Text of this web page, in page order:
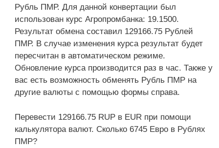
Рубль ПМР. Для данной конвертации был
использован курс Агропромбанка: 19.1500.
Результат обмена составил 129166.75 Рублей
ПМР. В случае изменения курса результат будет
пересчитан в автоматическом режиме.
Обновление курса производится раз в час. Также у
вас есть возможность обменять Рубль ПМР на
другие валюты с помощью формы справа.
Перевести 129166.75 RUP в EUR при помощи
калькулятора валют. Сколько 6745 Евро в Рублях
ПМР?